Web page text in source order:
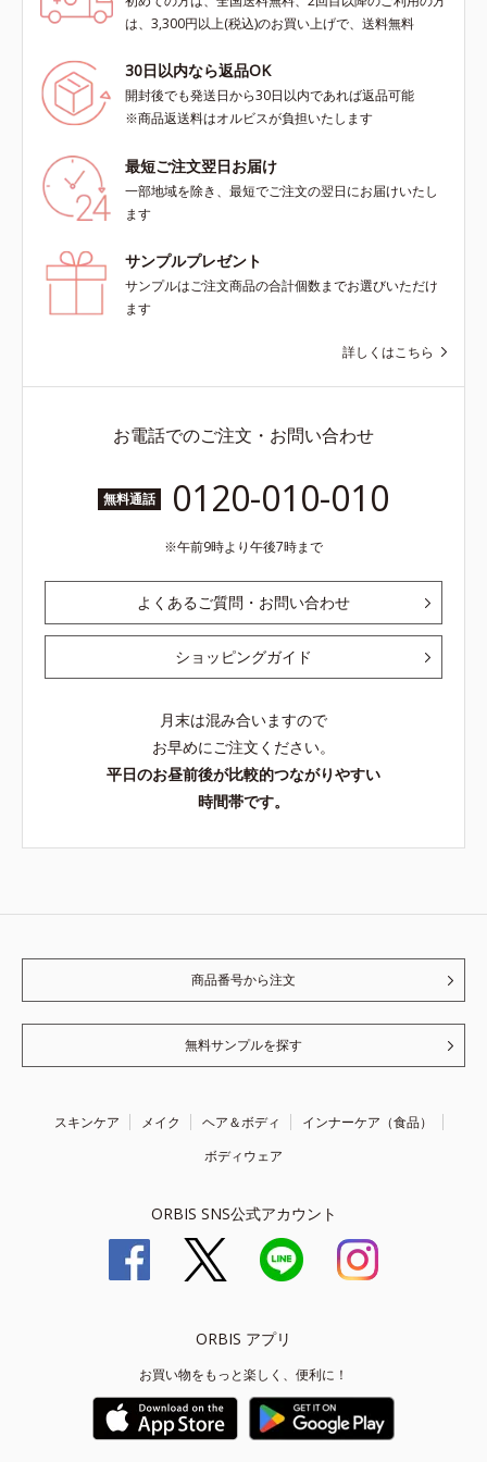
は、3,300円以上(税込)のお買い上げで、送料無料
30日以内なら返品OK
開封後でも発送日から30日以内であれば返品可能
※商品返送料はオルビスが負担いたします
最短ご注文翌日お届け
一部地域を除き、最短でご注文の翌日にお届けいたし
ます
サンプルプレゼント
サンプルはご注文商品の合計個数までお選びいただけ
ます
詳しくはこちら
お電話でのご注文・お問い合わせ
無料通話 0120-010-010
午前9時より午後7時まで
よくあるご質問・お問い合わせ
ショッピングガイド
月末は混み合いますので
お早めにご注文ください。
平日のお昼前後が比較的つながりやすい
時間帯です。
商品番号から注文
無料サンプルを探す
スキンケア メイク ヘア＆ボディ
インナーケア（食品）
ボディウェア
ORBIS SNS公式アカウント
ORBIS アプリ
お買い物をもっと楽しく、便利に！